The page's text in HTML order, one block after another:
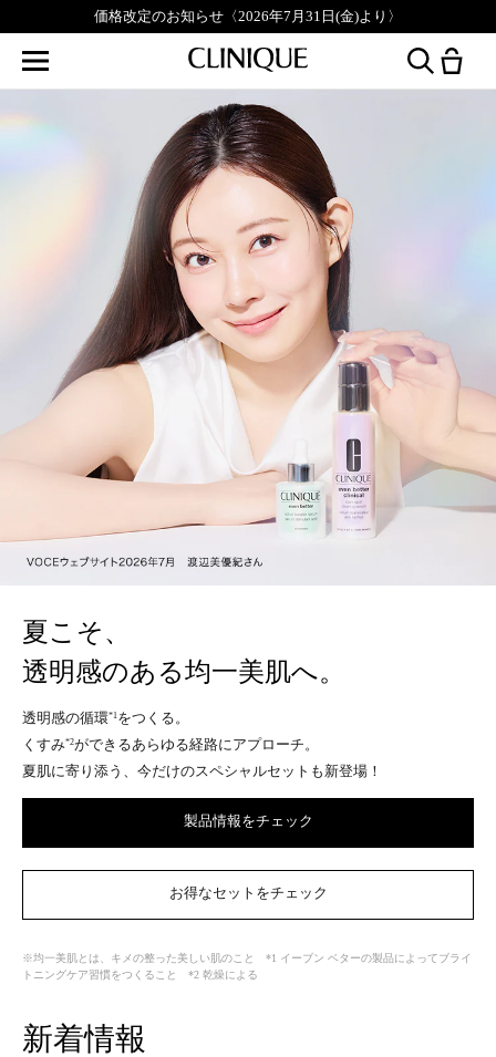
価格改定のお知らせ〈2026年7月31日(金)より〉
夏こそ、
透明感のある均一美肌へ。
透明感の循環*1をつくる。
くすみ*2ができるあらゆる経路にアプローチ。
夏肌に寄り添う、今だけのスペシャルセットも新登場！
製品情報をチェック
お得なセットをチェック
※均一美肌とは、キメの整った美しい肌のこと *1 イーブン ベターの製品によってブライ
トニングケア習慣をつくること *2 乾燥による
新着情報